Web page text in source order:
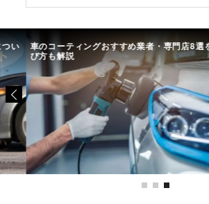
や選 初めての中古車選び、購入時の流れや必要